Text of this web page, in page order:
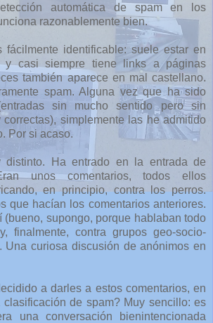
automática de spam en los
razonablemente bien.
identificable: suele estar en
casi siempre tiene links a páginas
también aparece en mal castellano.
spam. Alguna vez que ha sido
sin mucho sentido pero sin
simplemente las he admitido
Por si acaso.
distinto. Ha entrado en la entrada de
unos comentarios, todos ellos
en principio, contra los perros.
que hacían los comentarios anteriores.
(bueno, supongo, porque hablaban todo
finalmente, contra grupos geo-socio-
Una curiosa discusión de anónimos en
a darles a estos comentarios, en
clasificación de spam? Muy sencillo: es
una conversación bienintencionada